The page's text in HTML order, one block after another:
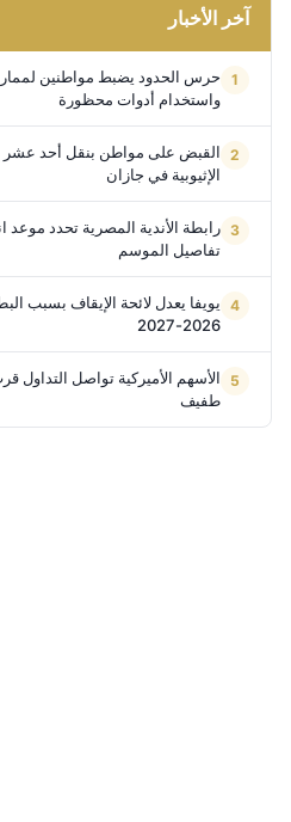
آخر الأخبار
حرس الحدود يضبط مواطنين
واستخدام أدوات محظورة
القبض على مواطن بنقل أحد عشر
الإثيوبية في جازان
رابطة الأندية المصرية تحدد موعد
تفاصيل الموسم
يويفا يعدل لائحة الإيقاف بسبب
2026-2027
الأسهم الأميركية تواصل التداول
طفيف